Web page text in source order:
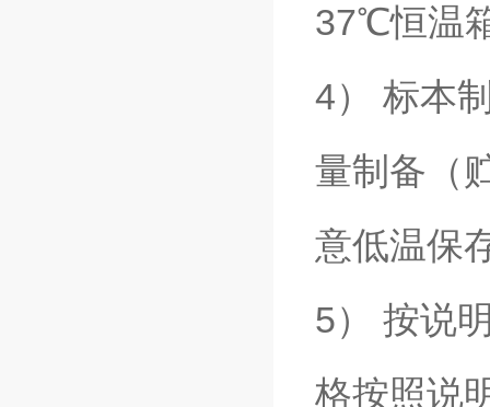
37℃恒温
4） 标本
量制备（
意低温保
5） 按说
格按照说